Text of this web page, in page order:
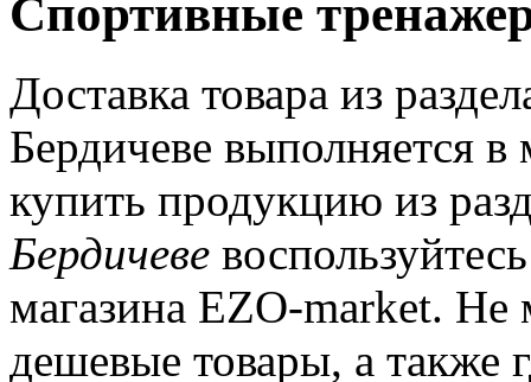
Спортивные
Доставка товара из
Бердичеве выполняется
купить продукцию из
Бердичеве
магазина EZO-market. Не
дешевые товары, а также